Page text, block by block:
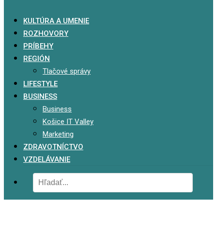
KULTÚRA A UMENIE
ROZHOVORY
PRÍBEHY
REGIÓN
Tlačové správy
LIFESTYLE
BUSINESS
Business
Košice IT Valley
Marketing
ZDRAVOTNÍCTVO
VZDELÁVANIE